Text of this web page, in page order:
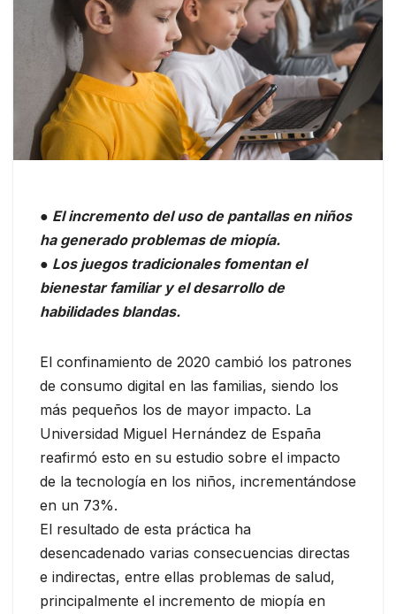
● El incremento del uso de pantallas en niños
ha generado problemas de miopía.
● Los juegos tradicionales fomentan el
bienestar familiar y el desarrollo de
habilidades blandas.
El confinamiento de 2020 cambió los patrones
de consumo digital en las familias, siendo los
más pequeños los de mayor impacto. La
Universidad Miguel Hernández de España
reafirmó esto en su estudio sobre el impacto
de la tecnología en los niños, incrementándose
en un 73%.
El resultado de esta práctica ha
desencadenado varias consecuencias directas
e indirectas, entre ellas problemas de salud,
principalmente el incremento de miopía en